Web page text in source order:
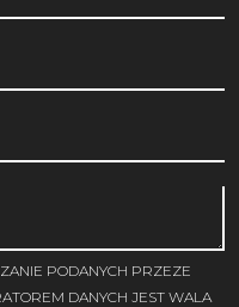
PODANYCH PRZEZE
DANYCH JEST WALA